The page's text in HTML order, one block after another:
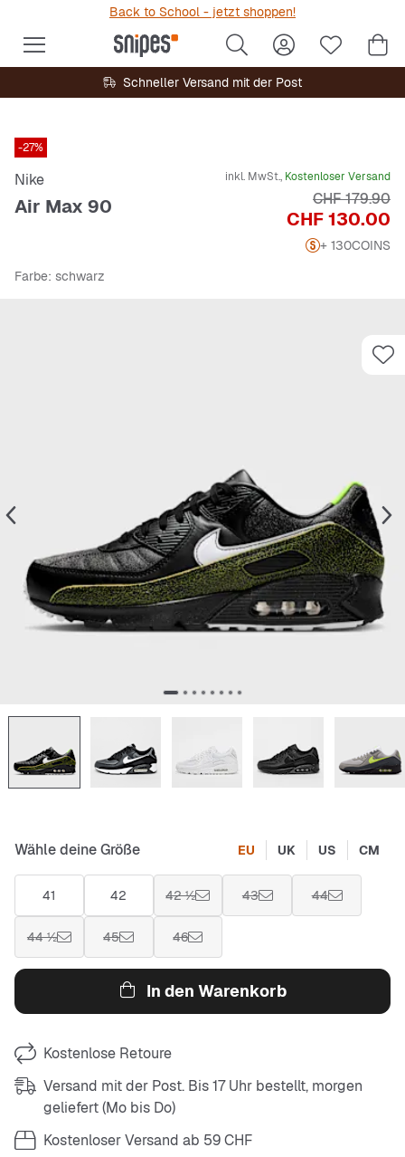
Back to School - jetzt shoppen!
Schneller Versand mit der Post
-27%
Nike
Air Max 90
inkl. MwSt., Kostenloser Versand
Preis
CHF 130.00
Originalpreis
CHF 179.90
+ 130COINS
Farbe: schwarz
Wähle deine Größe EU UK US CM
41 42 42 ½ 43 44
44 ½ 45 46
In den Warenkorb
Kostenlose Retoure
Versand mit der Post. Bis 17 Uhr bestellt, morgen
geliefert (Mo bis Do)
Kostenloser Versand ab 59 CHF